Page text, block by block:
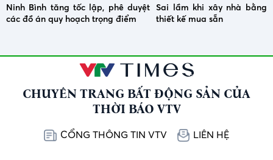
Ninh Bình tăng tốc lập, phê duyệt
các đồ án quy hoạch trọng điểm
Sai lầm khi xây nhà bằng
thiết kế mua sẵn
CHUYÊN TRANG BẤT ĐỘNG SẢN CỦA
THỜI BÁO VTV
CỔNG THÔNG TIN VTV LIÊN HỆ